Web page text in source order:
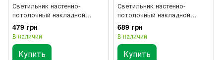
Светильник настенно-
потолочный накладной
светодиодный круглый ELM
24W 6500К Vega IP40 26-0052
479 грн
В наличии
Купить
Светильник настенно-
потолочный накладной
светодиодный круглый ELM
36W 4000К Vega IP40 26-0083
689 грн
В наличии
Купить